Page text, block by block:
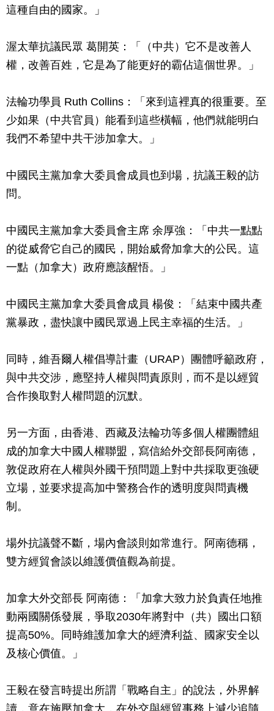
這種自由的國家。」
渥太華抗議民眾 葛開英：「（中共）它不是改善人
權，改善百姓，它是為了能更好的霸佔這個世界。」
法輪功學員 Ruth Collins：「來到這裡真的很重要。至
少如果（中共官員）能看到這些橫幅，他們就能明白
我們不希望中共干涉加拿大。」
中國民主黨加拿大委員會成員也到場，抗議王毅的訪
問。
中國民主黨加拿大委員會主席 余厚強：「中共一點點
的從威脅它自己的國民，開始威脅加拿大的公民。這
一點（加拿大）政府應該醒悟。」
中國民主黨加拿大委員會成員 楊俊：「結束中國共產
黨暴政，盡快讓中國民眾過上民主幸福的生活。」
同時，維吾爾人權倡導計畫（URAP）團體呼籲政府，
與中共交涉，應堅持人權與問責原則，而不是以經貿
合作換取對人權問題的沉默。
另一方面，由香港、西藏及法輪功等多個人權團體組
成的加拿大中國人權聯盟，寫信給外交部長阿南德，
敦促政府在人權與外國干預問題上對中共採取更強硬
立場，並要求提高加中警務合作的透明度與問責機
制。
場外抗議聲不斷，場內會談則如常進行。阿南德稱，
雙方經貿會談以維護價值觀為前提。
加拿大外交部長 阿南德：「加拿大致力於負責任地推
動兩國關係發展，爭取2030年將對中（共）國出口額
提高50%。同時維護加拿大的經濟利益、國家安全以
及核心價值。」
王毅在發言時提出所謂「戰略自主」的說法，外界解
讀，意在施壓加拿大，在外交與經貿事務上減少追隨